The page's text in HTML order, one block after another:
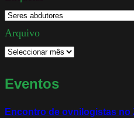
Arquivo
Eventos
Encontro de ovnilogistas no